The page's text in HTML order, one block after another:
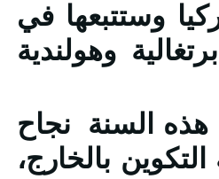
وستتبعها في
وهولندية
السنة نجاح
بالخارج،